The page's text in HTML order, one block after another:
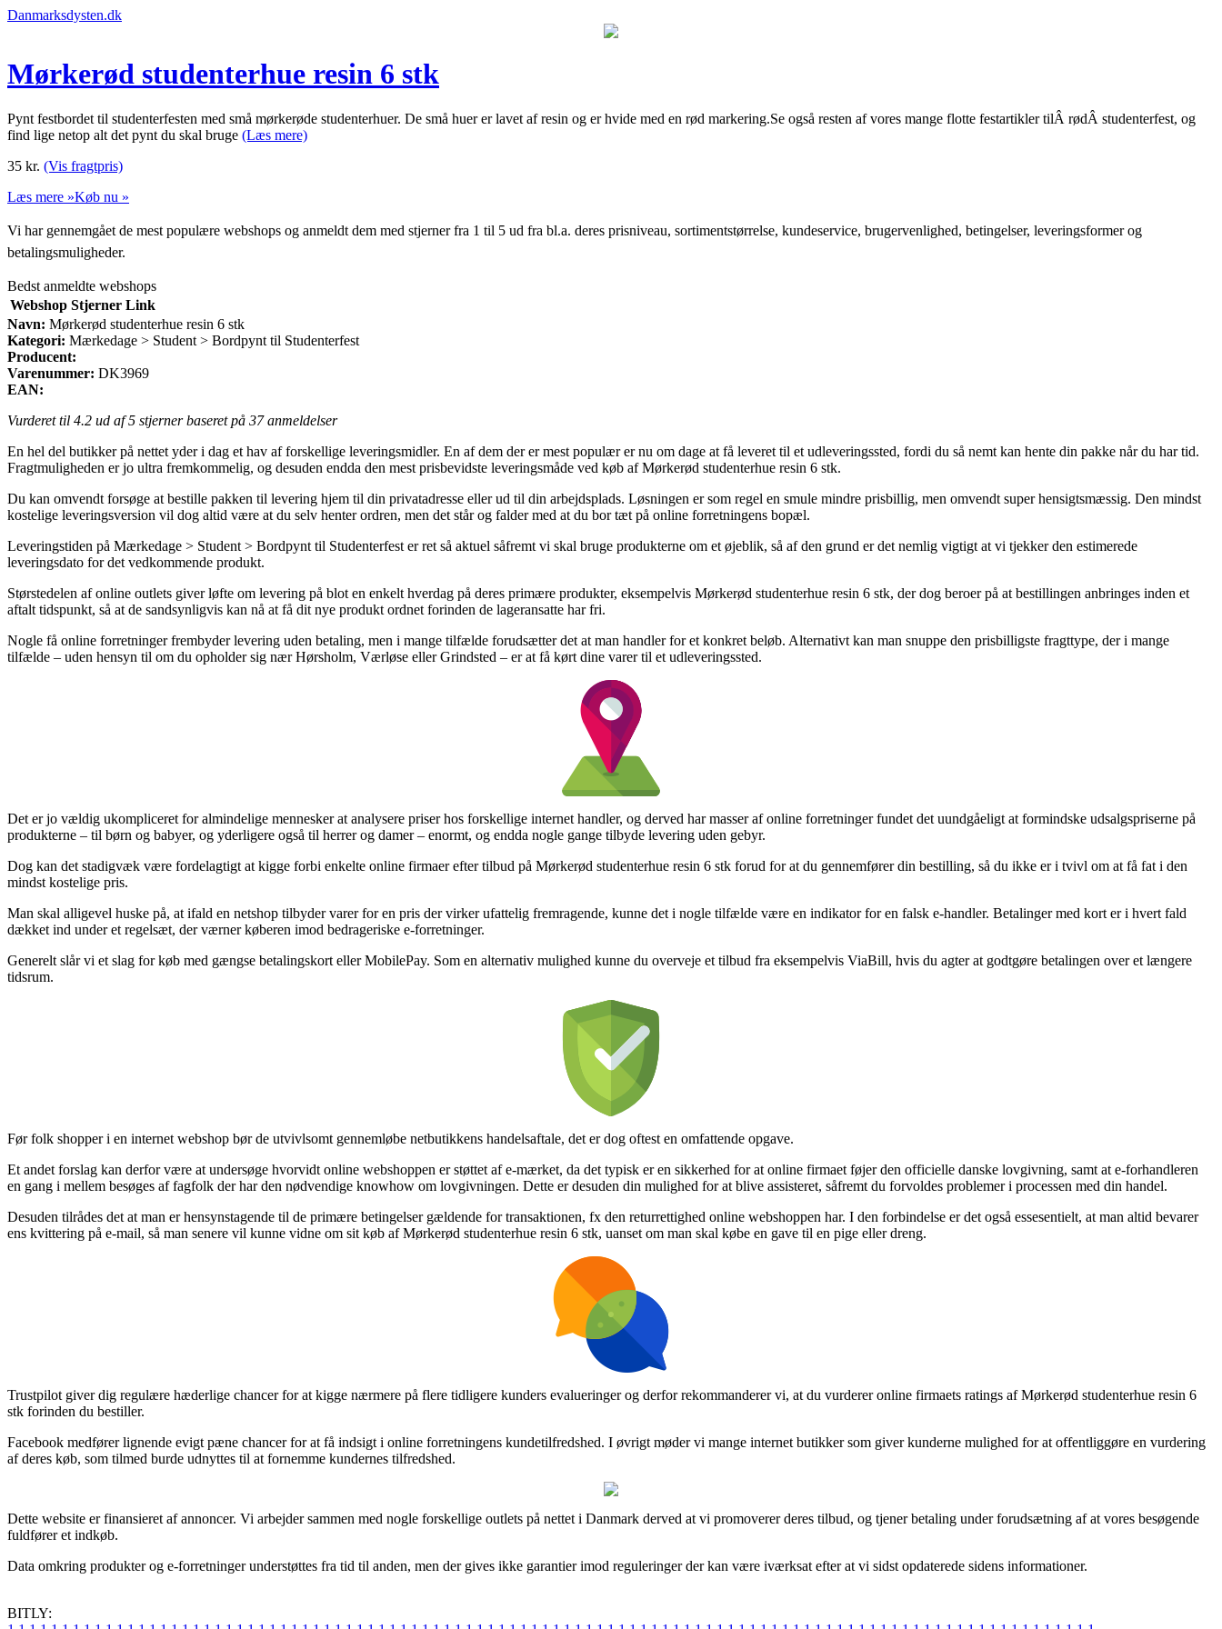
Danmarksdysten.dk
Mørkerød studenterhue resin 6 stk
Pynt festbordet til studenterfesten med små mørkerøde studenterhuer. De små huer er lavet af resin og er hvide med en rød markering.Se også resten af vores mange flotte festartikler tilÂ rødÂ studenterfest, og
find lige netop alt det pynt du skal bruge (Læs mere)
35 kr. (Vis fragtpris)
Læs mere »Køb nu »
Vi har gennemgået de mest populære webshops og anmeldt dem med stjerner fra 1 til 5 ud fra bl.a. deres prisniveau, sortimentstørrelse, kundeservice, brugervenlighed, betingelser, leveringsformer og
betalingsmuligheder.
Bedst anmeldte webshops
Webshop Stjerner Link
Navn: Mørkerød studenterhue resin 6 stk
Kategori: Mærkedage > Student > Bordpynt til Studenterfest
Producent:
Varenummer: DK3969
EAN:
Vurderet til 4.2 ud af 5 stjerner baseret på 37anmeldelser
En hel del butikker på nettet yder i dag et hav af forskellige leveringsmidler. En af dem der er mest populær er nu om dage at få leveret til et udleveringssted, fordi du så nemt kan hente din pakke når du har tid.
Fragtmuligheden er jo ultra fremkommelig, og desuden endda den mest prisbevidste leveringsmåde ved køb af Mørkerød studenterhue resin 6 stk.
Du kan omvendt forsøge at bestille pakken til levering hjem til din privatadresse eller ud til din arbejdsplads. Løsningen er som regel en smule mindre prisbillig, men omvendt super hensigtsmæssig. Den mindst
kostelige leveringsversion vil dog altid være at du selv henter ordren, men det står og falder med at du bor tæt på online forretningens bopæl.
Leveringstiden på Mærkedage > Student > Bordpynt til Studenterfest er ret så aktuel såfremt vi skal bruge produkterne om et øjeblik, så af den grund er det nemlig vigtigt at vi tjekker den estimerede
leveringsdato for det vedkommende produkt.
Størstedelen af online outlets giver løfte om levering på blot en enkelt hverdag på deres primære produkter, eksempelvis Mørkerød studenterhue resin 6 stk, der dog beroer på at bestillingen anbringes inden et
aftalt tidspunkt, så at de sandsynligvis kan nå at få dit nye produkt ordnet forinden de lageransatte har fri.
Nogle få online forretninger frembyder levering uden betaling, men i mange tilfælde forudsætter det at man handler for et konkret beløb. Alternativt kan man snuppe den prisbilligste fragttype, der i mange
tilfælde – uden hensyn til om du opholder sig nær Hørsholm, Værløse eller Grindsted – er at få kørt dine varer til et udleveringssted.
Det er jo vældig ukompliceret for almindelige mennesker at analysere priser hos forskellige internet handler, og derved har masser af online forretninger fundet det uundgåeligt at formindske udsalgspriserne på
produkterne – til børn og babyer, og yderligere også til herrer og damer – enormt, og endda nogle gange tilbyde levering uden gebyr.
Dog kan det stadigvæk være fordelagtigt at kigge forbi enkelte online firmaer efter tilbud på Mørkerød studenterhue resin 6 stk forud for at du gennemfører din bestilling, så du ikke er i tvivl om at få fat i den
mindst kostelige pris.
Man skal alligevel huske på, at ifald en netshop tilbyder varer for en pris der virker ufattelig fremragende, kunne det i nogle tilfælde være en indikator for en falsk e-handler. Betalinger med kort er i hvert fald
dækket ind under et regelsæt, der værner køberen imod bedrageriske e-forretninger.
Generelt slår vi et slag for køb med gængse betalingskort eller MobilePay. Som en alternativ mulighed kunne du overveje et tilbud fra eksempelvis ViaBill, hvis du agter at godtgøre betalingen over et længere
tidsrum.
Før folk shopper i en internet webshop bør de utvivlsomt gennemløbe netbutikkens handelsaftale, det er dog oftest en omfattende opgave.
Et andet forslag kan derfor være at undersøge hvorvidt online webshoppen er støttet af e-mærket, da det typisk er en sikkerhed for at online firmaet føjer den officielle danske lovgivning, samt at e-forhandleren
en gang i mellem besøges af fagfolk der har den nødvendige knowhow om lovgivningen. Dette er desuden din mulighed for at blive assisteret, såfremt du forvoldes problemer i processen med din handel.
Desuden tilrådes det at man er hensynstagende til de primære betingelser gældende for transaktionen, fx den returrettighed online webshoppen har. I den forbindelse er det også essesentielt, at man altid bevarer
ens kvittering på e-mail, så man senere vil kunne vidne om sit køb af Mørkerød studenterhue resin 6 stk, uanset om man skal købe en gave til en pige eller dreng.
Trustpilot giver dig regulære hæderlige chancer for at kigge nærmere på flere tidligere kunders evalueringer og derfor rekommanderer vi, at du vurderer online firmaets ratings af Mørkerød studenterhue resin 6
stk forinden du bestiller.
Facebook medfører lignende evigt pæne chancer for at få indsigt i online forretningens kundetilfredshed. I øvrigt møder vi mange internet butikker som giver kunderne mulighed for at offentliggøre en vurdering
af deres køb, som tilmed burde udnyttes til at fornemme kundernes tilfredshed.
Dette website er finansieret af annoncer. Vi arbejder sammen med nogle forskellige outlets på nettet i Danmark derved at vi promoverer deres tilbud, og tjener betaling under forudsætning af at vores besøgende
fuldfører et indkøb.
Data omkring produkter og e-forretninger understøttes fra tid til anden, men der gives ikke garantier imod reguleringer der kan være iværksat efter at vi sidst opdaterede sidens informationer.
BITLY: